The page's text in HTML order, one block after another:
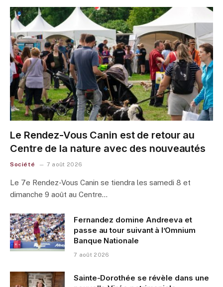
Le Rendez-Vous Canin est de retour au
Centre de la nature avec des nouveautés
Société 7 août 2026
Le 7e Rendez-Vous Canin se tiendra les samedi 8 et
dimanche 9 août au Centre…
Fernandez domine Andreeva et
passe au tour suivant à l’Omnium
Banque Nationale
7 août 2026
Sainte-Dorothée se révèle dans une